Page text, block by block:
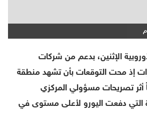
الإثنين، بدعم من شركات
إذ محت التوقعات بأن تشهد منطقة
أثر تصريحات مسؤولي المركزي
التي دفعت اليورو لأعلى مستوى في